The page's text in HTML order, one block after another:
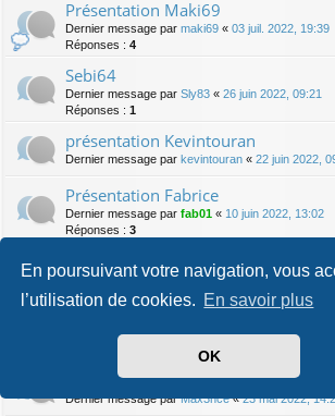
En poursuivant votre navigation, vous
l’utilisation de cookies. En savoir plus
OK
Présentation Maki69
Dernier message par maki69 « 03 juil. 2022, 19:39
Réponses : 4
Sebi64
Dernier message par Sly83 « 26 juin 2022, 09:21
Réponses : 1
présentation Kevintouran
Dernier message par kevintouran « 22 juin 2022,
Présentation Fabrice
Dernier message par fab01 « 10 juin 2022, 13:02
Réponses : 3
présentation kelly0602
Dernier message par fab01 «10 juin 2022, 12:58
Réponses : 1
Présentation
Dernier message parMax3nce«23 mai 2022,